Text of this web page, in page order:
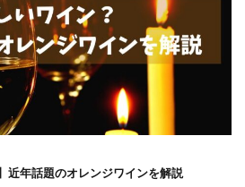
近年話題のオレンジワインを解説